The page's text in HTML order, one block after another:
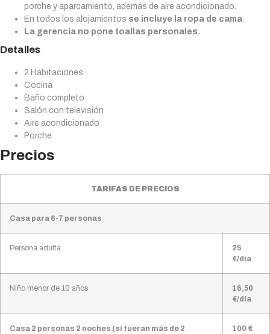
porche y aparcamiento, además de aire acondicionado.
En todos los alojamientos se incluye la ropa de cama
La gerencia no pone toallas personales.
Detalles
2 Habitaciones
Cocina
Baño completo
Salón con televisión
Aire acondicionado
Porche
Precios
TARIFAS DE PRECIOS
Casa para 6-7 personas
Persona adulta
25
€/día
Niño menor de 10 años
16,50
€/día
Casa 2 personas 2 noches (si fueran más de 2
100 €